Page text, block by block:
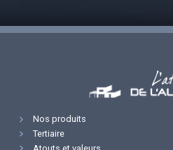
Nos produits
Tertiaire